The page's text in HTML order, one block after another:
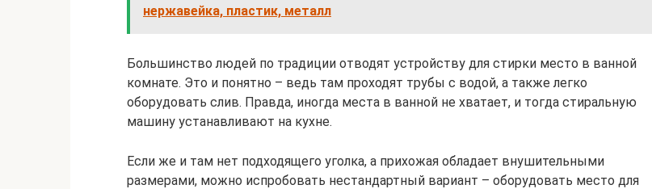
нержавейка, пластик, металл
Большинство людей по традиции отводят устройству для стирки место в ванной
комнате. Это и понятно – ведь там проходят трубы с водой, а также легко
оборудовать слив. Правда, иногда места в ванной не хватает, и тогда стиральную
машину устанавливают на кухне.
Если же и там нет подходящего уголка, а прихожая обладает внушительными
размерами, можно испробовать нестандартный вариант – оборудовать место для